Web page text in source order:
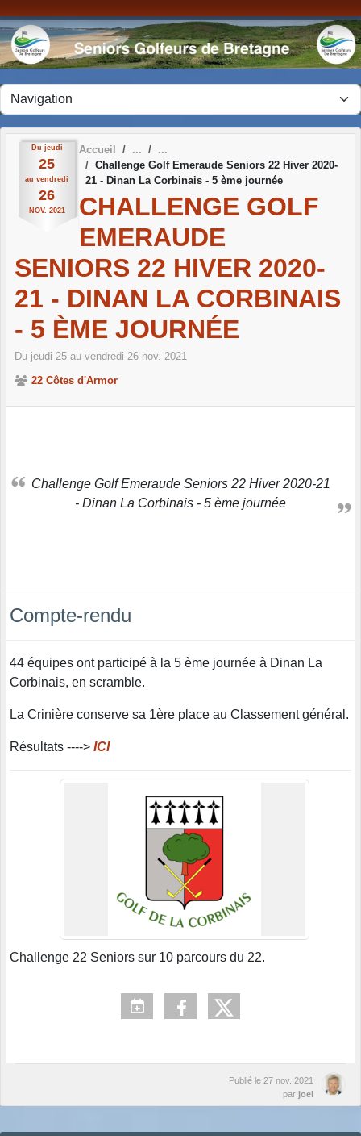
Du jeudi
25
au vendredi
26
NOV. 2021
Accueil
Challenge Golf Emeraude Seniors 22 Hiver 2020-
21 - Dinan La Corbinais - 5 ème journée
CHALLENGE GOLF
EMERAUDE
SENIORS 22 HIVER 2020-
21 - DINAN LA CORBINAIS
- 5 ÈME JOURNÉE
Du jeudi 25 au vendredi 26 nov. 2021
22 Côtes d'Armor
Challenge Golf Emeraude Seniors 22 Hiver 2020-21
- Dinan La Corbinais - 5 ème journée
Compte-rendu
44 équipes ont participé à la 5 ème journée à Dinan La
Corbinais, en scramble.
La Crinière conserve sa 1ère place au Classement général.
Résultats ----> ICI
Challenge 22 Seniors sur 10 parcours du 22.
Publié le 27 nov. 2021
par joel